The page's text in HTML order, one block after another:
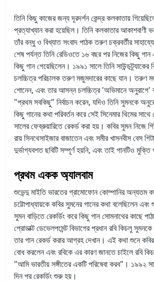
তিনি কিছু কাজের জন্য দূরদর্শন কেন্দ্র কলকাতায়
প্রত্যাখ্যান করা হয়েছিল। তিনি কলকাতার আকাশবাণী
তাঁর বন্ধু ও বিখ্যাত সংবাদ পাঠক তরুণ চক্রবর্তীর
শেষ পর্যন্ত তিনি রেডিওতে ১৬ বছর পর নিজের কিছু গান
কিছু গান গেয়েছিলেন। ১৯৯১ সালে তিনি
চলচ্চিত্র পরিচালক তরুণ মজুমদারের কাছে যান। তরুণ
শোনেন, এবং তার আসন্ন চলচ্চিত্র 'অভিমানে অনুরাগে'
"প্রথম সবকিছু" নির্বাচন করেন, যদিও তিনি সুমনকে
কিছু গানের কথা পরিবর্তন করে সেই সিনেমার থিমের
সালের ফেব্রুয়ারিতে রেকর্ড করা হয়। কবির সুমন নিজে
রায় সিনথেসাইজার বাজাতেন এবং সমীর খাসনবীস বেস
দুর্ভাগ্যবশত ছবিটি সম্পূর্ণ হয়নি, এবং তাই গানটিও মুক্তি
প্রথম একক অ্যালবাম
শুভেন্দু মাইতি ভারতের গ্রামোফোন কোম্পানির অন্যতম
চট্টোপাধ্যায়কে কবির সুমনের গানের কথা বলেছিলেন
সুমন বাড়িতে রেকর্ডিং করে কিছু গান সোমনাথের কাছে
প্রোডাক্ট ডেভেলপমেন্ট বিভাগের প্রধান রবি কিচলু
তার গান রেকর্ড করার আগ্রহ দেখান। এই কথা শুনে
বোধ করলেন এবং রবিকে এর কারণ জানতে চাইলে রবি
"আমি ভারতীয় সঙ্গীতের একটি পরিষেবা করব"। ১৯৯২
দিন পর রেকর্ডিং শুরু হয়।